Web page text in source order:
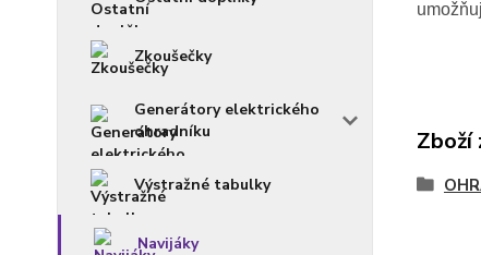
Zkoušečky
Generátory elektrického
ohradníku
Výstražné tabulky
Navijáky
Zboží